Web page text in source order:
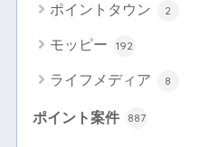
ポイントタウン 2
モッピー 192
ライフメディア 8
ポイント案件 887